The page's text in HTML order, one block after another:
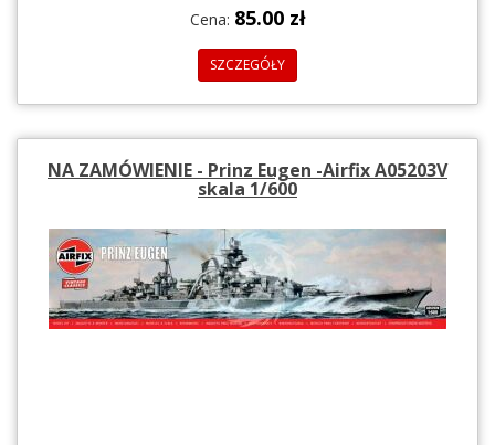
Cena: 85.00 zł
SZCZEGÓŁY
NA ZAMÓWIENIE - Prinz Eugen -Airfix A05203V
skala 1/600